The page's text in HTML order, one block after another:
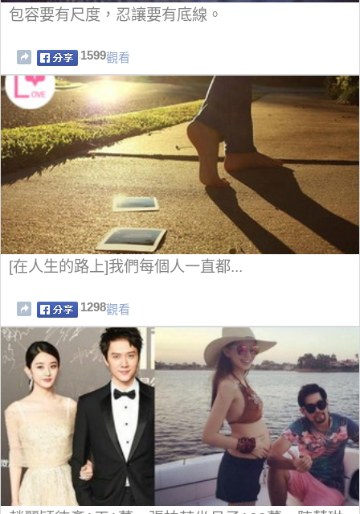
包容要有尺度，忍讓要有底線。
1599觀看
[在人生的路上]我們每個人一直都...
1298觀看